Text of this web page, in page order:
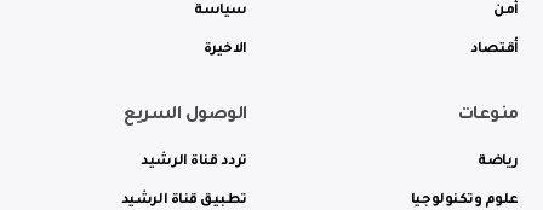
أمن
أقتصاد
سياسة
الاخيرة
منوعات
رياضة
علوم وتكنولوجيا
الوصول السريع
تردد قناة الرشيد
تطبيق قناة الرشيد